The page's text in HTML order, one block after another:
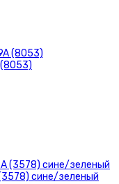
сине/зеленый